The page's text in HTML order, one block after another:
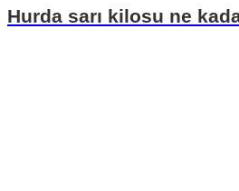
Hurda sarı kilosu ne